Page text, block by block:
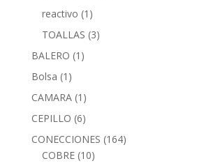
reactivo (1)
TOALLAS (3)
BALERO (1)
Bolsa (1)
CAMARA (1)
CEPILLO (6)
CONECCIONES (164)
COBRE (10)